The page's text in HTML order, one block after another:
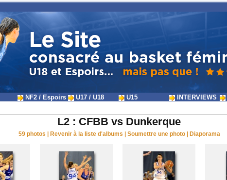
NF2 / Espoirs U17 / U18 U15 INTERVIEWS
L2 : CFBB vs Dunkerque
59 photos Revenir à la liste d'albums Soumettre une photo Diaporama